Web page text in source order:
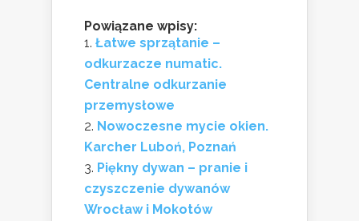
Powiązane wpisy:
Łatwe sprzątanie –
odkurzacze numatic.
Centralne odkurzanie
przemysłowe
Nowoczesne mycie okien.
Karcher Luboń, Poznań
Piękny dywan – pranie i
czyszczenie dywanów
Wrocław i Mokotów